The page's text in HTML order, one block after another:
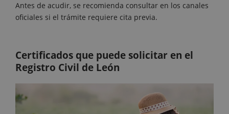
Antes de acudir, se recomienda consultar en los canales
oficiales si el trámite requiere cita previa.
Certificados que puede solicitar en el
Registro Civil de León